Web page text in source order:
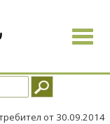
Toggle
от 30.09.2014